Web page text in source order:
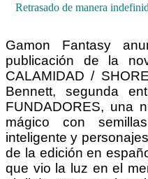
Retrasado de manera
Gamon Fantasy
publicación de la
CALAMIDAD /
Bennett, segunda
FUNDADORES, una
mágico con
inteligente y
de la edición en
que vio la luz en el